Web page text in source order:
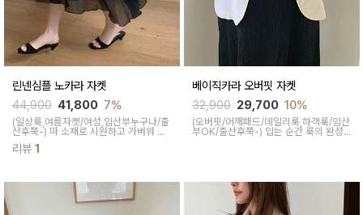
린넨심플 노카라 자켓
44,900 41,800 7%
(일상룩,여름자켓/여성,임산부누구나/출
산후쭉-) 마 소재로 시원하고 가벼워 아
우터로 부담이 없고 여유있는핏에 노카
라로 유니크하면서 어깨패드로 핏을 살
리뷰 1
베이직카라 오버핏 자켓
32,900 29,700 10%
(오버핏/어깨패드/데일리룩,하객룩/임산
부OK/출산후쭉-) 입는 순간 룩의 완성